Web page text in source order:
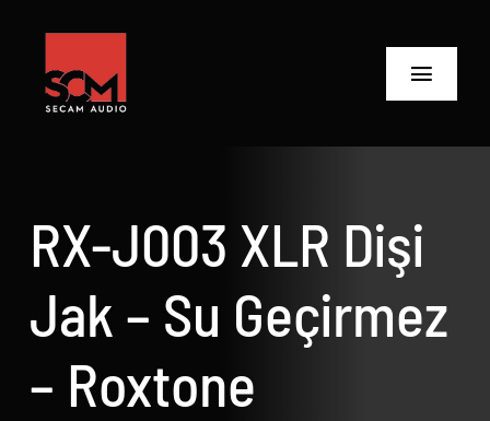
content
Toggle
Biz Kimiz
Neler Yaptık
Neler Yapıyoruz?
RX-J003 XLR Dişi
Jak – Su Geçirmez
– Roxtone